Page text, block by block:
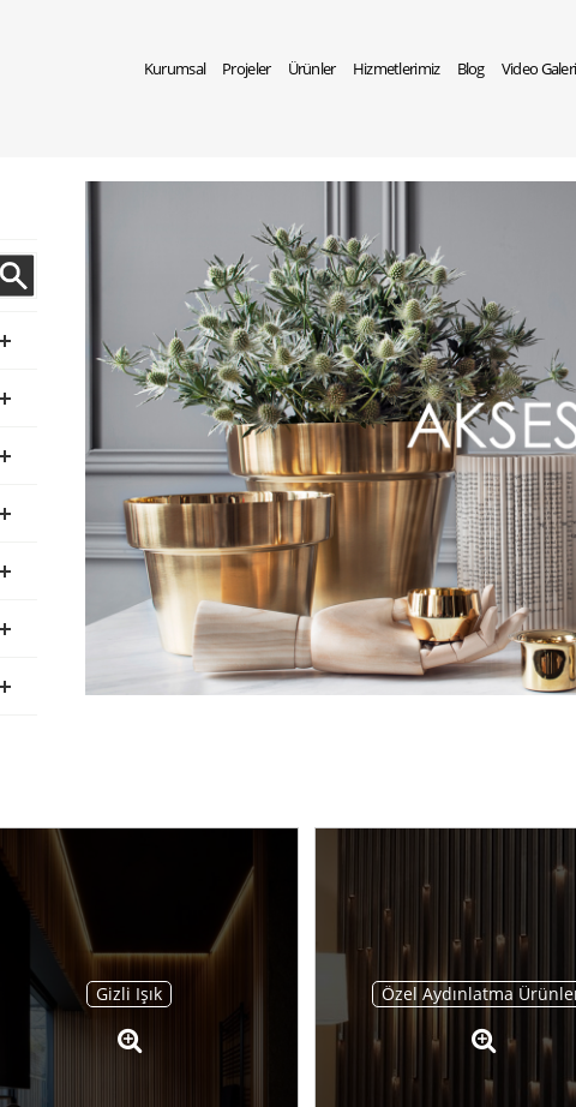
Kurumsal Projeler Ürünler Hizmetlerimiz Blog Video Galeri
Gizli Işık Özel Aydınlatma